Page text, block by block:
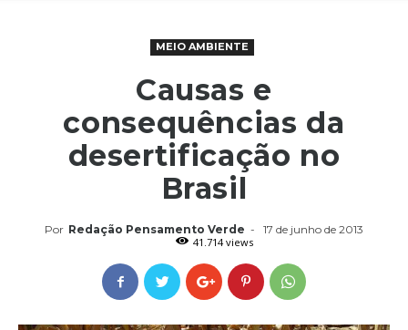
MEIO AMBIENTE
Causas e
consequências da
desertificação no
Brasil
Por Redação Pensamento Verde -
17 de junho de 2013
41.714 views